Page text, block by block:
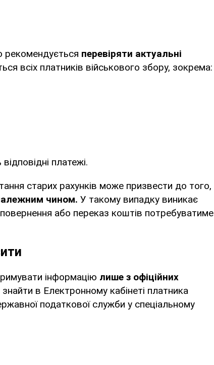
перевіряти актуальні
всіх платників військового збору, зокрема:
платежі.
старих рахунків може призвести до того,
чином. У такому випадку виникає
або переказ коштів потребуватиме
інформацію лише з офіційних
в Електронному кабінеті платника
податкової служби у спеціальному